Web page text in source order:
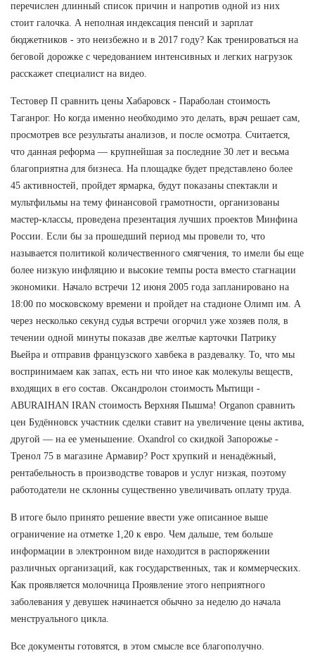
перечислен длинный список причин и напротив одной из них
стоит галочка. А неполная индексация пенсий и зарплат
бюджетников - это неизбежно и в 2017 году? Как тренироваться на
беговой дорожке с чередованием интенсивных и легких нагрузок
расскажет специалист на видео.
Тестовер П сравнить цены Хабаровск - Параболан стоимость
Таганрог. Но когда именно необходимо это делать, врач решает сам,
просмотрев все результаты анализов, и после осмотра. Считается,
что данная реформа — крупнейшая за последние 30 лет и весьма
благоприятна для бизнеса. На площадке будет представлено более
45 активностей, пройдет ярмарка, будут показаны спектакли и
мультфильмы на тему финансовой грамотности, организованы
мастер-классы, проведена презентация лучших проектов Минфина
России. Если бы за прошедший период мы провели то, что
называется политикой количественного смягчения, то имели бы еще
более низкую инфляцию и высокие темпы роста вместо стагнации
экономики. Начало встречи 12 июня 2005 года запланировано на
18:00 по московскому времени и пройдет на стадионе Олимп им. А
через несколько секунд судья встречи огорчил уже хозяев поля, в
течении одной минуты показав две желтые карточки Патрику
Вьейра и отправив французского хавбека в раздевалку. То, что мы
воспринимаем как запах, есть ни что иное как молекулы веществ,
входящих в его состав. Оксандролон стоимость Мытищи -
ABURAIHAN IRAN стоимость Верхняя Пышма! Organon сравнить
цен Будённовск участник сделки ставит на увеличение цены актива,
другой — на ее уменьшение. Oxandrol со скидкой Запорожье -
Тренол 75 в магазине Армавир? Рост хрупкий и ненадёжный,
рентабельность в производстве товаров и услуг низкая, поэтому
работодатели не склонны существенно увеличивать оплату труда.
В итоге было принято решение ввести уже описанное выше
ограничение на отметке 1,20 к евро. Чем дальше, тем больше
информации в электронном виде находится в распоряжении
различных организаций, как государственных, так и коммерческих.
Как проявляется молочница Проявление этого неприятного
заболевания у девушек начинается обычно за неделю до начала
менструального цикла.
Все документы готовятся, в этом смысле все благополучно.